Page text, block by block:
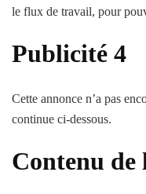
le flux de travail, pour
Publicité 4
Cette annonce n’a pas
continue ci-dessous.
Contenu de